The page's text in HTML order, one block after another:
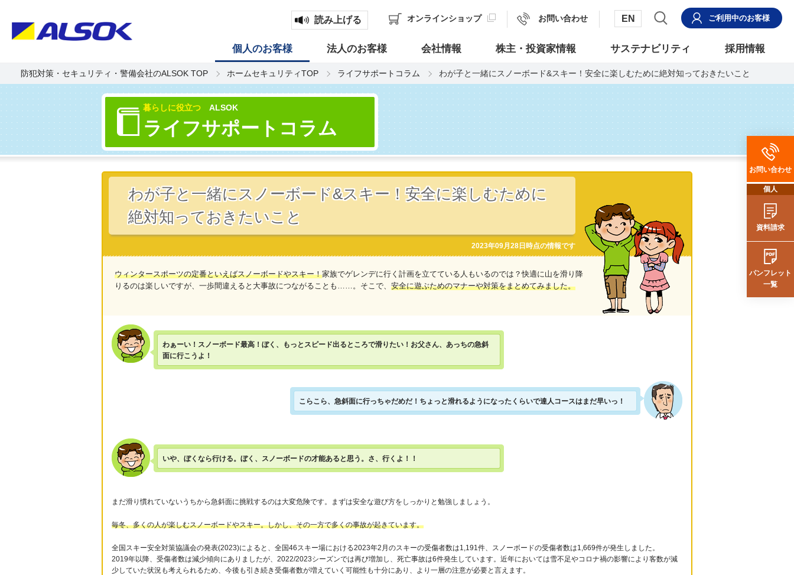
読み上げる オンラインショップ お問い合わせ EN ご利用中のお客様
個人のお客様 法人のお客様 会社情報 株主・投資家情報 サステナビリティ 採用情報
防犯対策・セキュリティ・警備会社のALSOK TOP ホームセキュリティTOP ライフサポートコラム わが子と一緒にスノーボード&スキー！安全に楽しむために絶対知っておきたいこと
暮らしに役立つ ALSOK
ライフサポートコラム
わが子と一緒にスノーボード&スキー！安全に楽しむために
絶対知っておきたいこと
2023年09月28日時点の情報です
ウィンタースポーツの定番といえばスノーボードやスキー！家族でゲレンデに行く計画を立てている人もいるのでは？快適に山を滑り降
りるのは楽しいですが、一歩間違えると大事故につながることも……。そこで、 安全に遊ぶためのマナーや対策をまとめてみました。
わぁーい！スノーボード最高！ぼく、もっとスピード出るところで滑りたい！お父さん、あっちの急斜
面に行こうよ！
こらこら、急斜面に行っちゃだめだ！ちょっと滑れるようになったくらいで達人コースはまだ早いっ！
いや、ぼくなら行ける。ぼく、スノーボードの才能あると思う。さ、行くよ！！
まだ滑り慣れていないうちから急斜面に挑戦するのは大変危険です。まずは安全な遊び方をしっかりと勉強しましょう。
毎冬、多くの人が楽しむスノーボードやスキー。しかし、その一方で多くの事故が起きています。
全国スキー安全対策協議会の発表(2023)によると、全国46スキー場における2023年2月のスキーの受傷者数は1,191件、スノーボードの受傷者数は1,669件が発生しました。
2019年以降、受傷者数は減少傾向にありましたが、2022/2023シーズンでは再び増加し、死亡事故は6件発生しています。近年においては雪不足やコロナ禍の影響により客数が減
少していた状況も考えられるため、今後も引き続き受傷者数が増えていく可能性も十分にあり、より一層の注意が必要と言えます。
お問い合わせ
個人
資料請求
パンフレット
一覧